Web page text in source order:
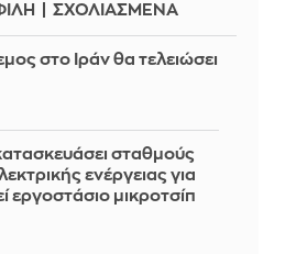
ΣΧΟΛΙΑΣΜΕΝΑ
στο Ιράν θα τελειώσει
σταθμούς
ενέργειας για
εργοστάσιο μικροτσίπ